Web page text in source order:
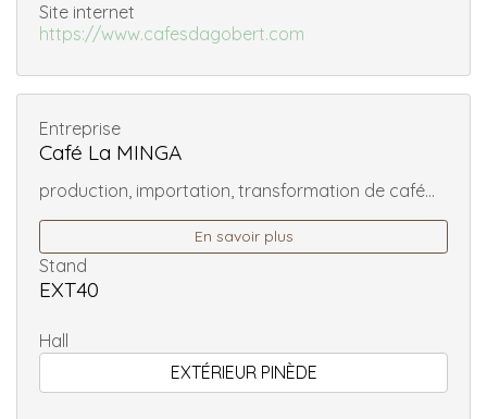
Site internet
https://www.cafesdagobert.com
Entreprise
Café La MINGA
production, importation, transformation de café...
En savoir plus
Stand
EXT40
Hall
EXTÉRIEUR PINÈDE